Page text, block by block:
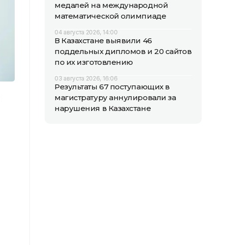
медалей на международной
математической олимпиаде
04 августа 2026, 14:00
В Казахстане выявили 46
поддельных дипломов и 20 сайтов
по их изготовлению
03 августа 2026, 16:06
Результаты 67 поступающих в
магистратуру аннулировали за
нарушения в Казахстане